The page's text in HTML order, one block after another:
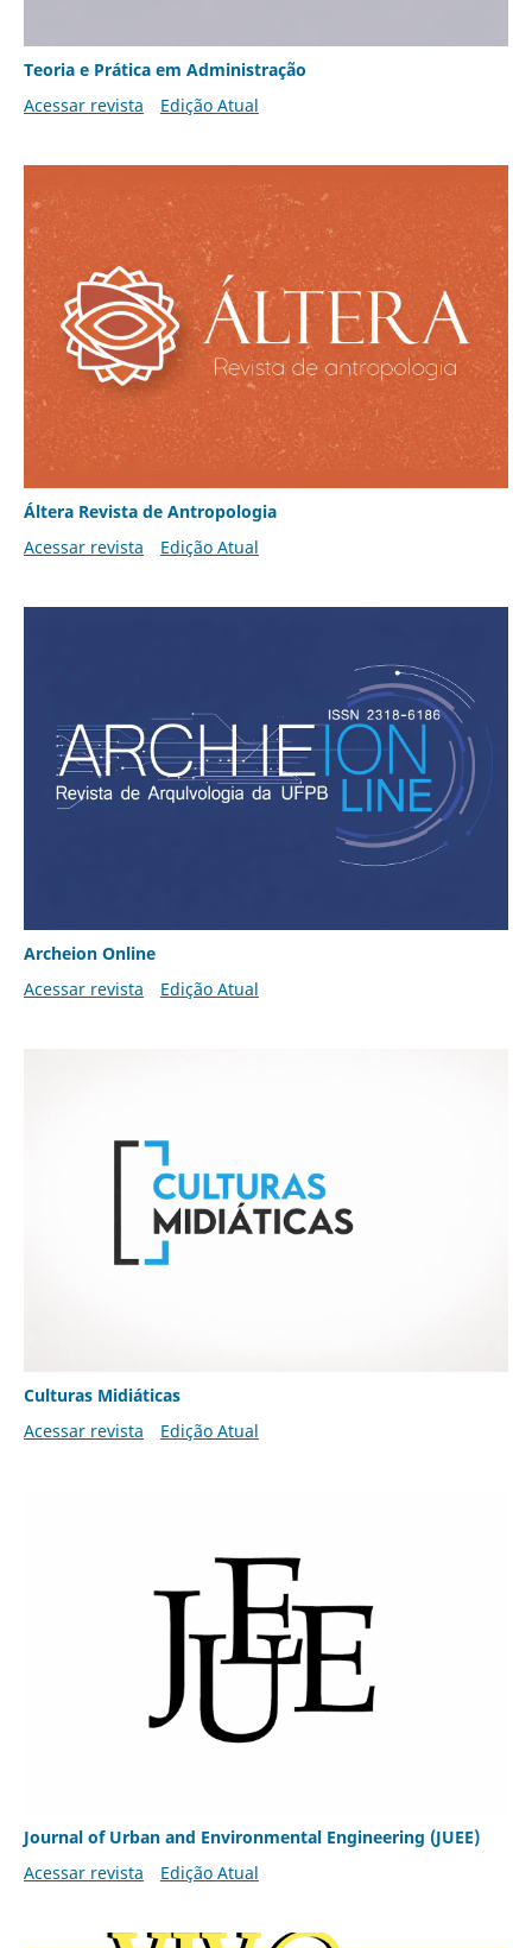
Teoria e Prática em Administração
Acessar revista
Edição Atual
Áltera Revista de Antropologia
Acessar revista
Edição Atual
Archeion Online
Acessar revista
Edição Atual
Culturas Midiáticas
Acessar revista
Edição Atual
Journal of Urban and Environmental Engineering (JUEE)
Acessar revista
Edição Atual